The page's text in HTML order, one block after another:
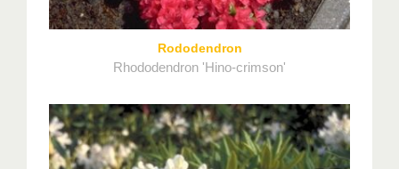
Rododendron
Rhododendron 'Hino-crimson'